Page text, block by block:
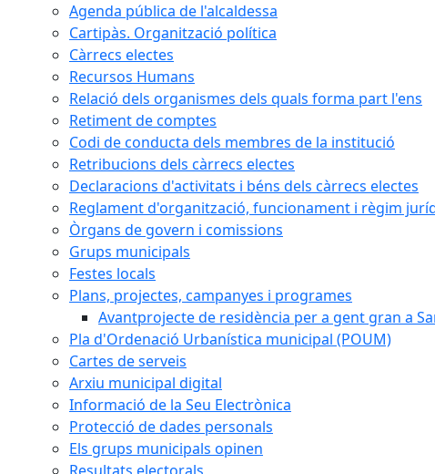
Agenda pública de l'alcaldessa
Cartipàs. Organització política
Càrrecs electes
Recursos Humans
Relació dels organismes dels quals forma part l'ens
Retiment de comptes
Codi de conducta dels membres de la institució
Retribucions dels càrrecs electes
Declaracions d'activitats i béns dels càrrecs electes
Reglament d'organització, funcionament i règim
Òrgans de govern i comissions
Grups municipals
Festes locals
Plans, projectes, campanyes i programes
Avantprojecte de residència per a gent gran a
Pla d'Ordenació Urbanística municipal (POUM)
Cartes de serveis
Arxiu municipal digital
Informació de la Seu Electrònica
Protecció de dades personals
Els grups municipals opinen